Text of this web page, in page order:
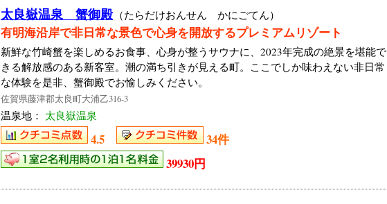
太良嶽温泉 蟹御殿 （たらだけおんせん かにごてん）
有明海沿岸で非日常な景色で心身を開放するプレミアムリゾート
新鮮な竹崎蟹を楽しめるお食事、心身が整うサウナに、2023年完成の絶景を堪能で
きる解放感のある新客室。潮の満ち引きが見える町。ここでしか味わえない非日常
な体験を是非、蟹御殿でお愉しみください。
佐賀県藤津郡太良町大浦乙316-3
温泉地： 太良嶽温泉
4.5
34件
39930円